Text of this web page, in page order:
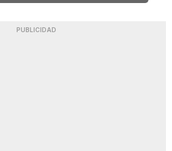
PUBLICIDAD